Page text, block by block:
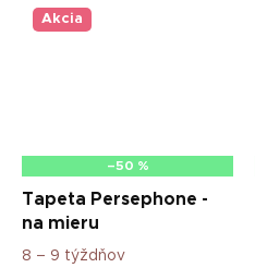
Akcia
–50 %
Tapeta Persephone -
na mieru
8 – 9 týždňov